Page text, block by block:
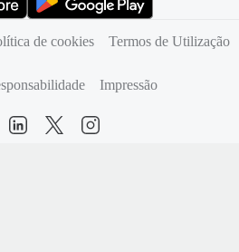
de cookies Termos de Utilização
Impressão